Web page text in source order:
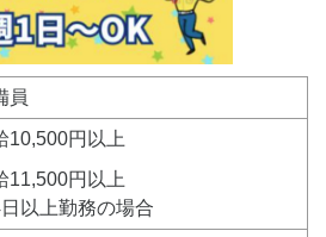
員
10,500円以上
11,500円以上
以上勤務の場合